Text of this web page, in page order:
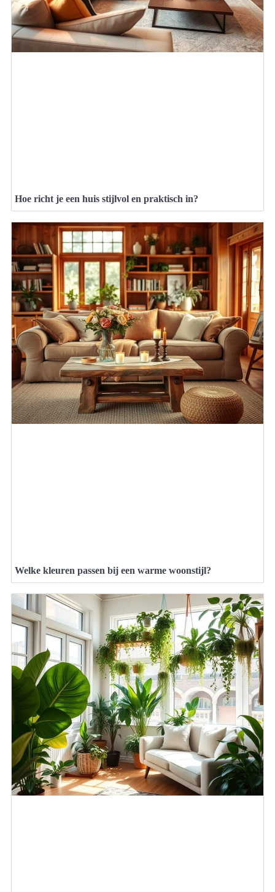
Hoe richt je een huis stijlvol en praktisch in?
Welke kleuren passen bij een warme woonstijl?